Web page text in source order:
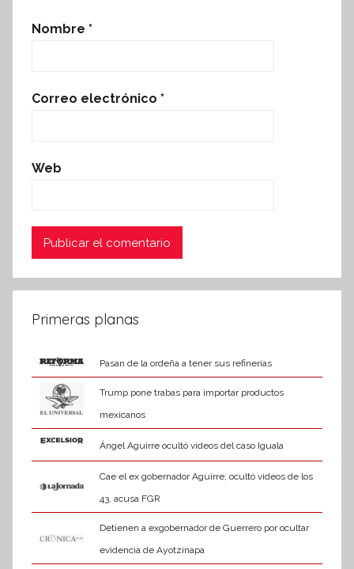
Nombre *
Correo electrónico *
Web
Primeras planas
Pasan de la ordeña a tener sus refinerías
Trump pone trabas para importar productos
mexicanos
Ángel Aguirre ocultó videos del caso Iguala
Cae el ex gobernador Aguirre; ocultó videos de los
43, acusa FGR
Detienen a exgobernador de Guerrero por ocultar
evidencia de Ayotzinapa